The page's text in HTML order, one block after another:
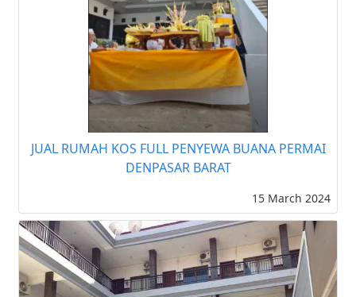
JUAL RUMAH KOS FULL PENYEWA BUANA PERMAI
DENPASAR BARAT
15 March 2024